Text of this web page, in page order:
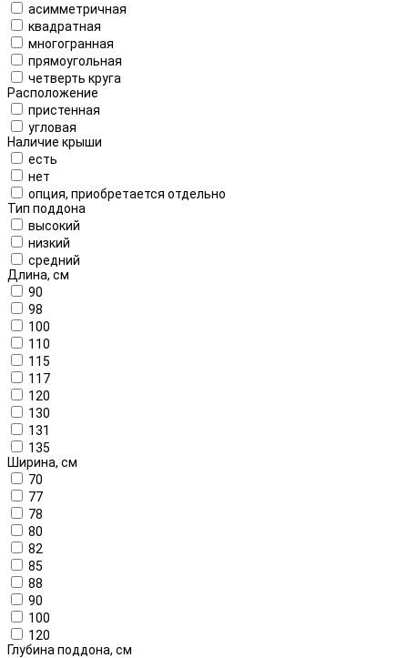
асимметричная
квадратная
многогранная
прямоугольная
четверть круга
Расположение
пристенная
угловая
Наличие крыши
есть
нет
опция, приобретается отдельно
Тип поддона
высокий
низкий
средний
Длина, см
90
98
100
110
115
117
120
130
131
135
Ширина, см
70
77
78
80
82
85
88
90
100
120
Глубина поддона, см